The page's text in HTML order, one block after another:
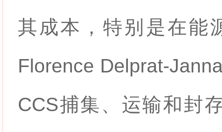
其成本，特别是在能
Florence Delprat-
CCS捕集、运输和封